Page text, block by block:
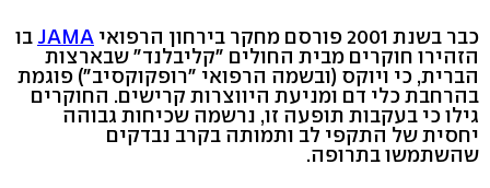
כבר בשנת 2001 פורסם מחקר בירחון הרפואי
JAMA בו
הזהירו חוקרים מבית החולים "קליבלנד" שבארצות
הברית, כי ויוקס (ובשמה הרפואי "רופקוקסיב") פוגמת
בהרחבת כלי דם ומניעת היווצרות קרישים. החוקרים
גילו כי בעקבות תופעה זו, נרשמה שכיחות גבוהה
יחסית של התקפי לב ותמותה בקרב נבדקים
שהשתמשו בתרופה.